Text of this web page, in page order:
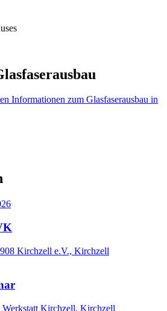
Informationen zum Glasfaserausbau in
Kirchzell e.V., Kirchzell
Kirchzell, Kirchzell